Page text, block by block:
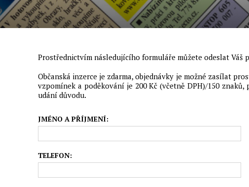
Prostřednictvím následujícího formuláře můžete odeslat Váš
Občanská inzerce je zdarma, objednávky je možné zasílat
vzpomínek a poděkování je 200 Kč (včetně DPH)/150
udání důvodu.
JMÉNO A PŘÍJMENÍ:
TELEFON: